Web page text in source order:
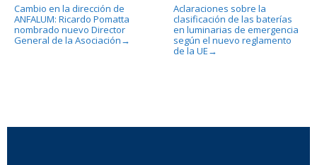
Cambio en la dirección de
ANFALUM: Ricardo Pomatta
nombrado nuevo Director
General de la Asociación →
Aclaraciones sobre la
clasificación de las baterías
en luminarias de emergencia
según el nuevo reglamento
de la UE →